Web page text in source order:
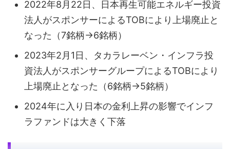
2022年8月22日、日本再生可能エネルギー投資
法人がスポンサーによるTOBにより上場廃止と
なった（7銘柄→6銘柄）
2023年2月1日、タカラレーベン・インフラ投
資法人がスポンサーグループによるTOBにより
上場廃止となった（6銘柄→5銘柄）
2024年に入り日本の金利上昇の影響でインフ
ラファンドは大きく下落